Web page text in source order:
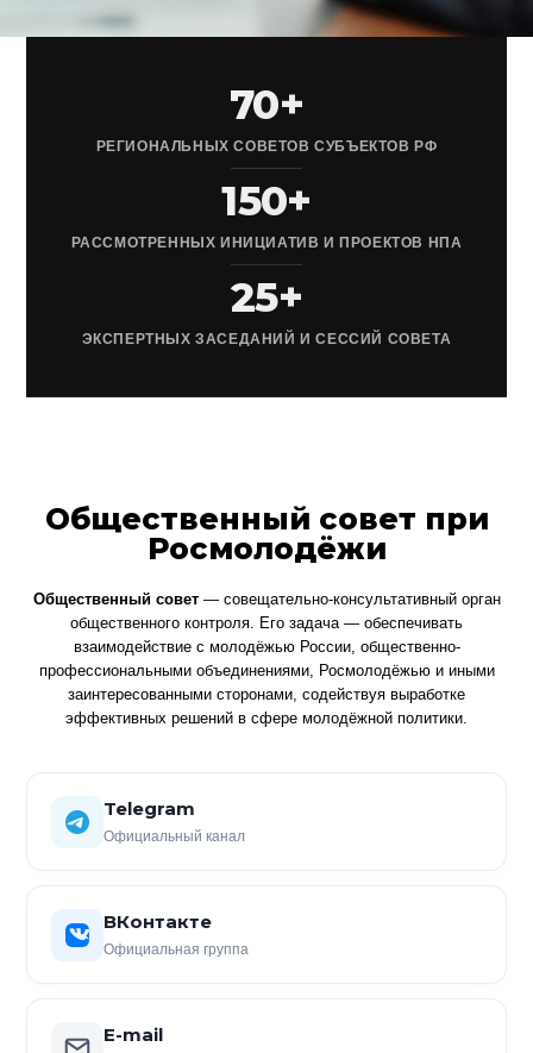
70+
РЕГИОНАЛЬНЫХ СОВЕТОВ СУБЪЕКТОВ РФ
150+
РАССМОТРЕННЫХ ИНИЦИАТИВ И ПРОЕКТОВ НПА
25+
ЭКСПЕРТНЫХ ЗАСЕДАНИЙ И СЕССИЙ СОВЕТА
Общественный совет при
Росмолодёжи
Общественный совет— совещательно-консультативный орган
общественного контроля. Его задача — обеспечивать
взаимодействие с молодёжью России, общественно-
профессиональными объединениями, Росмолодёжью и иными
заинтересованными сторонами, содействуя выработке
эффективных решений в сфере молодёжной политики.
Telegram
Официальный канал
ВКонтакте
Официальная группа
E-mail